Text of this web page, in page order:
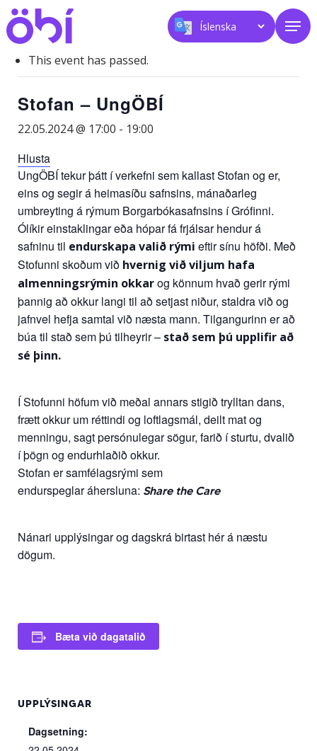
Skip
to
main
contentThis event has passed.
Stofan – UngÖBÍ
22.05.2024 @ 17:00 - 19:00
Hlusta
UngÖBÍ tekur þátt í verkefni sem kallast Stofan og er,
eins og segir á heimasíðu safnsins, mánaðarleg
umbreyting á rýmum Borgarbókasafnsins í Grófinni.
Ólíkir einstaklingar eða hópar fá frjálsar hendur á
safninu til endurskapa valið rými eftir sínu höfði. Með
Stofunni skoðum við hvernig við viljum hafa
almenningsrýmin okkarog könnum hvað gerir rými
þannig að okkur langi til að setjast niður, staldra við og
jafnvel hefja samtal við næsta mann. Tilgangurinn er að
búa til stað sem þú tilheyrir – stað sem þú upplifir að
sé þinn.
Í Stofunni höfum við meðal annars stigið trylltan dans,
frætt okkur um réttindi og loftlagsmál, deilt mat og
menningu, sagt persónulegar sögur, farið í sturtu, dvalið
í þögn og endurhlaðið okkur.
Stofan er samfélagsrými sem
endurspeglar áhersluna: Share the Care
Nánari upplýsingar og dagskrá birtast hér á næstu
dögum.
Bæta við dagatalið
UPPLÝSINGAR
Dagsetning: